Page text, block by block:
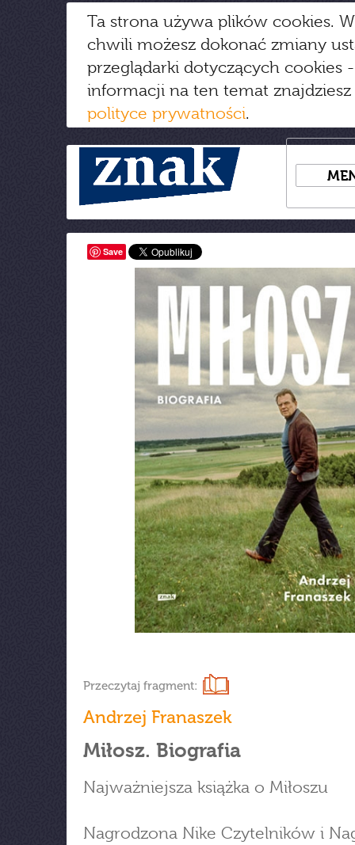
Ta strona używa plików cookies.
chwili możesz dokonać zmiany
przeglądarki dotyczących cookies
informacji na ten temat
polityce prywatności.
Save
Przeczytaj fragment:
Andrzej Franaszek
Miłosz. Biografia
Najważniejsza książka o Miłoszu
Nagrodzona Nike Czytelników i